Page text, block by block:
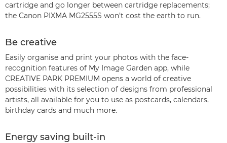
cartridge and go longer between cartridge replacements;
the Canon PIXMA MG2555S won’t cost the earth to run.
Be creative
Easily organise and print your photos with the face-
recognition features of My Image Garden app, while
CREATIVE PARK PREMIUM opens a world of creative
possibilities with its selection of designs from professional
artists, all available for you to use as postcards, calendars,
birthday cards and much more.
Energy saving built-in